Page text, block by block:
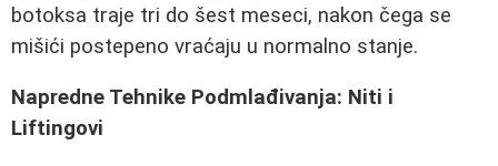
botoksa traje tri do šest meseci, nakon čega se
mišići postepeno vraćaju u normalno stanje.
Napredne Tehnike Podmlađivanja: Niti i
Liftingovi